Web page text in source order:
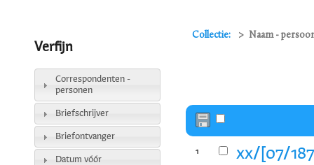
Collectie: Naam -
1
xx/[07/
Verfijn
Correspondenten -
personen
Briefschrijver
Briefontvanger
Datum vóór